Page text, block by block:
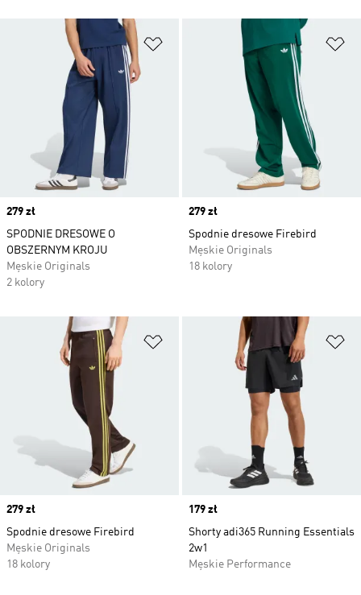
Dodaj do listy życzeń
Price
279 zł
SPODNIE DRESOWE O
OBSZERNYM KROJU
Męskie Originals
2 kolory
Price
279 zł
Spodnie dresowe Firebird
Męskie Originals
18 kolory
Dodaj do listy życzeń
Price
279 zł
Spodnie dresowe Firebird
Męskie Originals
18 kolory
Price
179 zł
Shorty adi365 Running Essentials
2w1
Męskie Performance